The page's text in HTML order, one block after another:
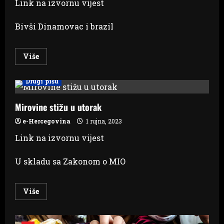
Link na izvornu vijest
Bivši Dinamovac i brazil
VišeRead
more
posjetio
Međugorje
Drugi pišu
Mirovine stižu u utorak
e-Hercegovina 1 rujna, 2023
Link na izvornu vijest
U skladu sa Zakonom o MIO
VišeRead
more
stižu